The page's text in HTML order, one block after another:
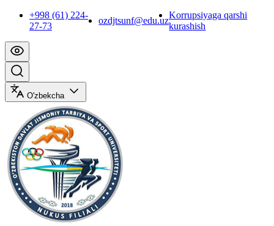
+998 (61) 224-
27-73
ozdjtsunf@edu.uz
Korrupsiyaga qarshi
kurashish
O'zbekcha